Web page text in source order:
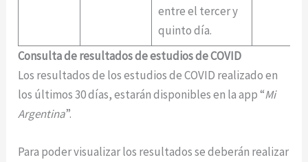
entre el tercer y
quinto día.
Consulta de resultados de estudios de COVID
Los resultados de los estudios de COVID realizado en
los últimos 30 días, estarán disponibles en la app “Mi
Argentina”.
Para poder visualizar los resultados se deberán realizar